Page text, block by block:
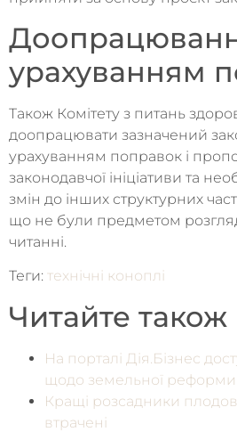
урахуванням
Також Комітету з питань
доопрацювати зазначений
урахуванням поправок і
законодавчої ініціативи та
змін до інших структурних
що не були предметом
читанні.
Теги: технічні коноплі
Читайте також
На порталі Дія.Бізнес
щодо земельної реформи
Кращі розсадники
втрачені